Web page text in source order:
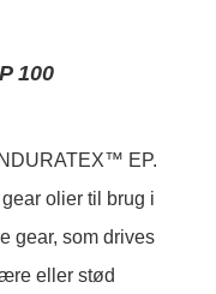
100
EP.
olier til brug i
gear, som drives
eller stød